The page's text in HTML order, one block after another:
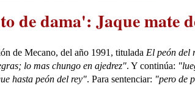
de dama': Jaque mate
de Mecano, del año 1991, titulada El peón del
lo mas chungo en ajedrez". Y continúa:
hasta peón del rey". Para sentenciar: "pero de